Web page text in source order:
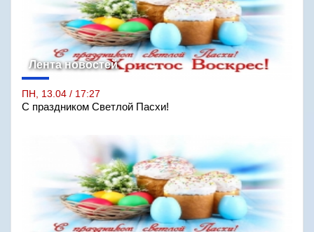
Лента новостей
ПН, 13.04 / 17:27
С праздником Светлой Пасхи!